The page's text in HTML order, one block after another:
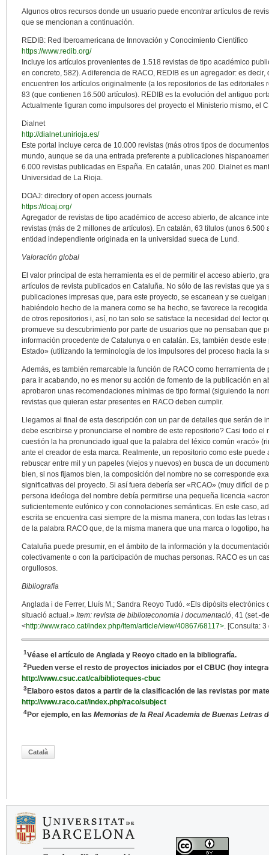
Algunos otros recursos donde un usuario puede encontrar artículos de
que se mencionan a continuación.
REDIB: Red Iberoamericana de Innovación y Conocimiento Científico
https://www.redib.org/
Incluye los artículos provenientes de 1.518 revistas de tipo académico
en concreto, 582). A diferencia de RACO, REDIB es un agregador: es
encuentren los artículos originalmente (a los repositorios de las editoriales
83 (que contienen 16.500 artículos). REDIB es la evolución del antiguo
Actualmente figuran como impulsores del proyecto el Ministerio mismo, el
Dialnet
http://dialnet.unirioja.es/
Este portal incluye cerca de 10.000 revistas (más otros tipos de
mundo, aunque se da una entrada preferente a publicaciones
6.000 revistas publicadas en España. En catalán, unas 200. Dialnet es
Universidad de La Rioja.
DOAJ: directory of open access journals
https://doaj.org/
Agregador de revistas de tipo académico de acceso abierto, de alcance
revistas (más de 2 millones de artículos). En catalán, 63 títulos (unos
entidad independiente originada en la universidad sueca de Lund.
Valoración global
El valor principal de esta herramienta es el de permitir el acceso abierto,
artículos de revista publicados en Cataluña. No sólo de las revistas que ya
publicaciones impresas que, para este proyecto, se escanean y se
habiéndolo hecho de la manera como se ha hecho, se favorece la
de otros repositorios i, así, no tan solo se satisface la necesidad del lector
promueve su descubrimiento por parte de usuarios que no pensaban que
información procedente de Catalunya o en catalán. Es, también desde
Estado» (utilizando la terminología de los impulsores del proceso hacia la
Además, es también remarcable la función de RACO como herramienta
para ir acabando, no es menor su acción de fomento de la publicación en
aprobaron unas recomendaciones mínimas de tipo formal (siguiendo la
revistas que quieran estar presentes en RACO deben cumplir.
Llegamos al final de esta descripción con un par de detalles que serán de
debe escribirse y pronunciarse el nombre de este repositorio? Casi todo
cuestión la ha pronunciado igual que la palabra del léxico común «racó»
ante el creador de esta marca. Realmente, un repositorio como este
rebuscar entre mil y un papeles (viejos y nuevos) en busca de un
bien, si nos fijamos bien, la composición del nombre no se corresponde
significativas del proyecto. Si así fuera debería ser «RCAO» (muy difícil de
persona ideóloga del nombre debía permitirse una pequeña licencia
suficientemente eufónico y con connotaciones semánticas. En este caso,
escrita se encuentra casi siempre de la misma manera, con todas las
de la palabra RACO que, de la misma manera que una marca o logotipo,
Cataluña puede presumir, en el ámbito de la información y la
colectivamente o con la participación de muchas personas. RACO es un
orgullosos.
Bibliografía
Anglada i de Ferrer, Lluís M.; Sandra Reoyo Tudó. «Els dipòsits
situació actual.» Item: revista de biblioteconomia i documentació, 41 (set.-
<http://www.raco.cat/index.php/Item/article/view/40867/68117>. [Consulta: 3
1Véase el artículo de Anglada y Reoyo citado en la bibliografía.
2 Pueden verse el resto de proyectos iniciados por el CBUC (hoy
http://www.csuc.cat/ca/biblioteques-cbuc
3Elaboro estos datos a partir de la clasificación de las revistas por
http://www.raco.cat/index.php/raco/subject
4Por ejemplo, en las Memorias de la Real Academia de Buenas Letras
Català